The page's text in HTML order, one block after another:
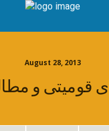
August 28, 2013
قومیتی و